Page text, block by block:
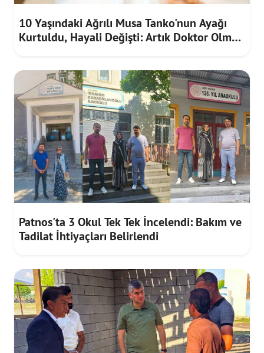
10 Yaşındaki Ağrılı Musa Tanko'nun Ayağı
Kurtuldu, Hayali Değişti: Artık Doktor Olmak
Patnos'ta 3 Okul Tek Tek İncelendi: Bakım ve
Tadilat İhtiyaçları Belirlendi